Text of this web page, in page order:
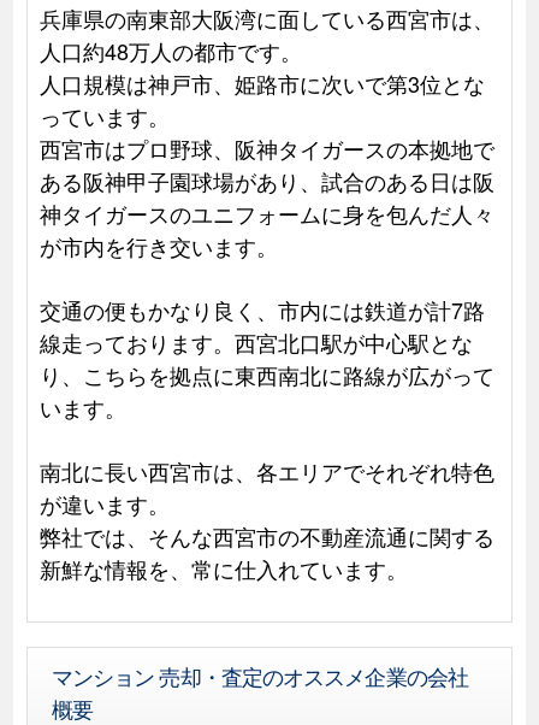
兵庫県の南東部大阪湾に面している西宮市は、
人口約48万人の都市です。
人口規模は神戸市、姫路市に次いで第3位とな
っています。
西宮市はプロ野球、阪神タイガースの本拠地で
ある阪神甲子園球場があり、試合のある日は阪
神タイガースのユニフォームに身を包んだ人々
が市内を行き交います。
交通の便もかなり良く、市内には鉄道が計7路
線走っております。西宮北口駅が中心駅とな
り、こちらを拠点に東西南北に路線が広がって
います。
南北に長い西宮市は、各エリアでそれぞれ特色
が違います。
弊社では、そんな西宮市の不動産流通に関する
新鮮な情報を、常に仕入れています。
マンション 売却・査定のオススメ企業の会社
概要